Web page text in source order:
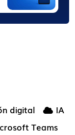
digital
IA
Teams